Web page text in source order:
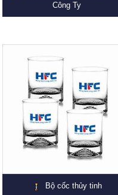
Công Ty
Bộ cốc thủy tinh